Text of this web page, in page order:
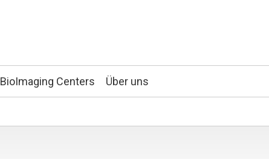
BioImaging Centers Über uns